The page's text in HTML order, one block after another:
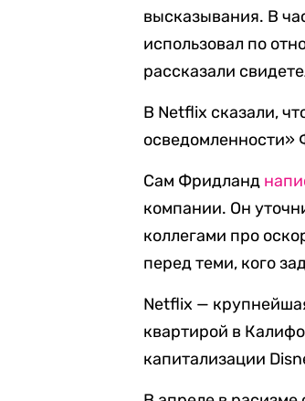
высказывания. В
использовал по
рассказали
В Netflix сказали,
осведомленности»
Сам Фридланд
компании. Он
коллегами про
перед теми, кого
Netflix —
квартирой в
капитализации